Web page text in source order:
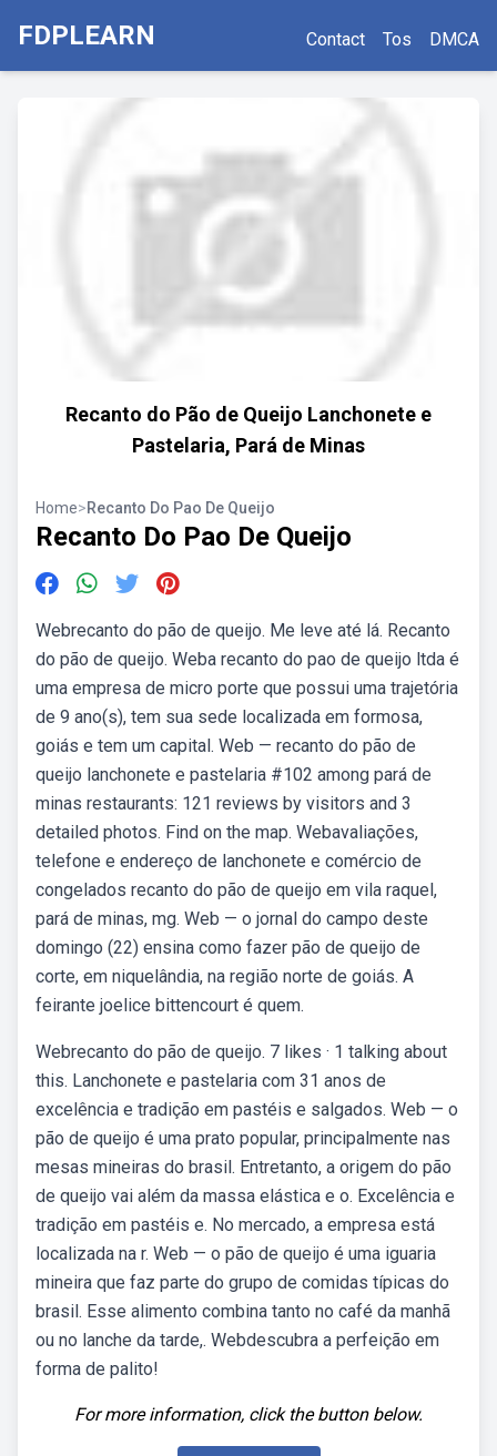
FDPLEARN Contact Tos DMCA
Recanto do Pão de Queijo Lanchonete e
Pastelaria, Pará de Minas
Home>Recanto Do Pao De Queijo
Recanto Do Pao De Queijo
Webrecanto do pão de queijo. Me leve até lá. Recanto
do pão de queijo. Weba recanto do pao de queijo ltda é
uma empresa de micro porte que possui uma trajetória
de 9 ano(s), tem sua sede localizada em formosa,
goiás e tem um capital. Web — recanto do pão de
queijo lanchonete e pastelaria #102 among pará de
minas restaurants: 121 reviews by visitors and 3
detailed photos. Find on the map. Webavaliações,
telefone e endereço de lanchonete e comércio de
congelados recanto do pão de queijo em vila raquel,
pará de minas, mg. Web — o jornal do campo deste
domingo (22) ensina como fazer pão de queijo de
corte, em niquelândia, na região norte de goiás. A
feirante joelice bittencourt é quem.
Webrecanto do pão de queijo. 7 likes · 1 talking about
this. Lanchonete e pastelaria com 31 anos de
excelência e tradição em pastéis e salgados. Web — o
pão de queijo é uma prato popular, principalmente nas
mesas mineiras do brasil. Entretanto, a origem do pão
de queijo vai além da massa elástica e o. Excelência e
tradição em pastéis e. No mercado, a empresa está
localizada na r. Web — o pão de queijo é uma iguaria
mineira que faz parte do grupo de comidas típicas do
brasil. Esse alimento combina tanto no café da manhã
ou no lanche da tarde,. Webdescubra a perfeição em
forma de palito!
For more information, click the button below.